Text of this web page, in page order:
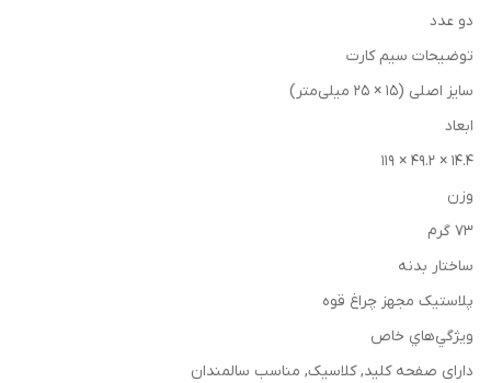
دو عدد
توضيحات سيم کارت
سایز اصلی (۱۵ × ۲۵ میلی‌متر)
ابعاد
۱۴.۴ × ۴۹.۲ × ۱۱۹
وزن
۷۳ گرم
ساختار بدنه
پلاستیک مجهز چراغ قوه
ويژگي‌هاي خاص
دارای صفحه کلید, کلاسیک, مناسب سالمندان